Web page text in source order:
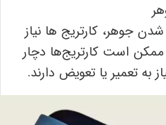
کارتریج‌ ها نیاز
است کارتریج‌ها دچار
تعمیر یا تعویض دارند.